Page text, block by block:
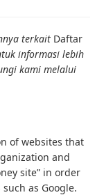
terkait Daftar
informasi lebih
kami melalui
of websites that
and
site” in order
as Google.